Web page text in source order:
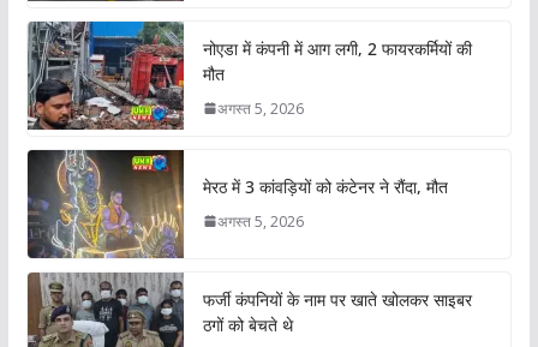
नोएडा में कंपनी में आग लगी, 2 फायरकर्मियों की
मौत
अगस्त 5, 2026
मेरठ में 3 कांवड़ियों को कंटेनर ने रौंदा, मौत
अगस्त 5, 2026
फर्जी कंपनियों के नाम पर खाते खोलकर साइबर
ठगों को बेचते थे